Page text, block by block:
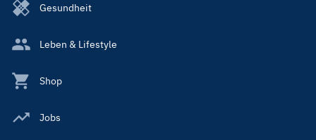
Gesundheit
Leben & Lifestyle
Shop
Jobs